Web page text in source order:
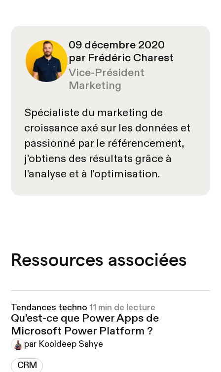
09 décembre 2020
par Frédéric Charest
Vice-Président
Marketing
Spécialiste du marketing de
croissance axé sur les données et
passionné par le référencement,
j'obtiens des résultats grâce à
l'analyse et à l'optimisation.
Ressources associées
Tendances techno 11 min de lecture
Qu'est-ce que Power Apps de
Microsoft Power Platform ?
par Kooldeep Sahye
CRM